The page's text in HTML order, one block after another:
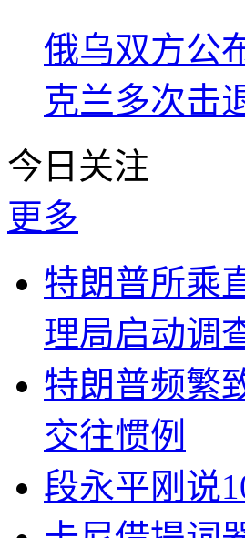
俄乌双方公
克兰多次击
今日关注
更多
特朗普所乘
理局启动调
特朗普频繁
交往惯例
段永平刚说